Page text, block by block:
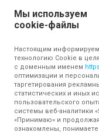
Правила сайтаРабота с
Защита персональных
Мы используем
cookie-файлы
Настоящим
технологию Cookie в
с доменным именем
оптимизации и
таргетирования
статистических и иных
пользовательского
системы веб-аналитики
«Принимаю» и
ознакомлены,